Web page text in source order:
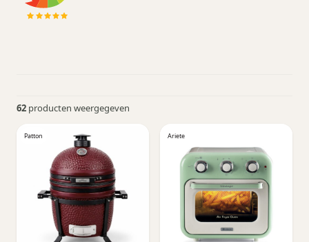
62 producten weergegeven
Patton Ariete